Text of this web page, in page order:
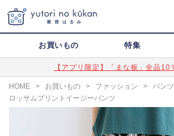
お買いもの 特集
【アプリ限定】「まな板」全品10
HOME > お買いもの > ファッション > パン
ロッサムプリントイージーパンツ